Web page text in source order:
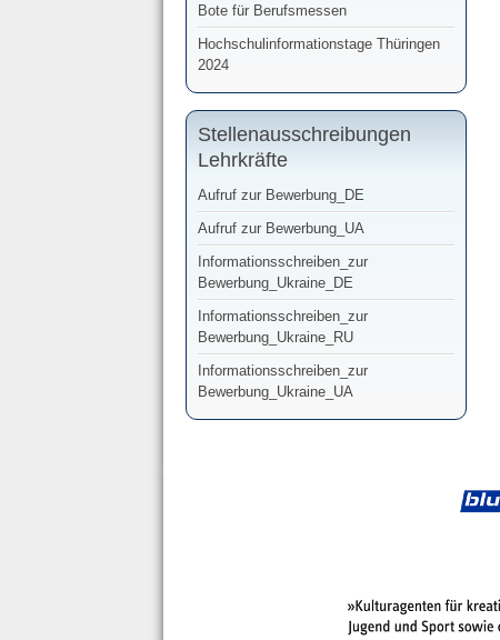
Bote für Berufsmessen
Hochschulinformationstage Thüringen
2024
Stellenausschreibungen
Lehrkräfte
Aufruf zur Bewerbung_DE
Aufruf zur Bewerbung_UA
Informationsschreiben_zur
Bewerbung_Ukraine_DE
Informationsschreiben_zur
Bewerbung_Ukraine_RU
Informationsschreiben_zur
Bewerbung_Ukraine_UA